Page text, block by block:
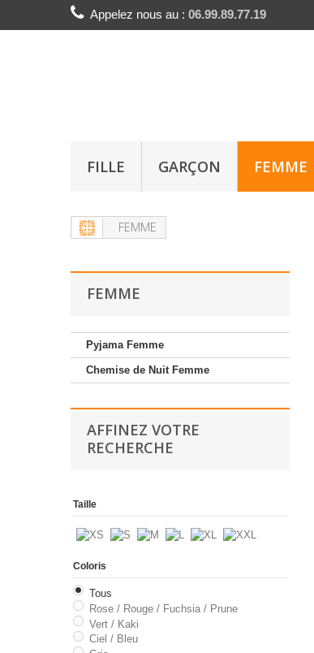
Appelez nous au : 06.99.89.77.19
FILLE GARÇON FEMME
FEMME
FEMME
Pyjama Femme
Chemise de Nuit Femme
AFFINEZ VOTRE
RECHERCHE
Taille
Coloris
Tous
Rose / Rouge / Fuchsia / Prune
Vert / Kaki
Ciel / Bleu